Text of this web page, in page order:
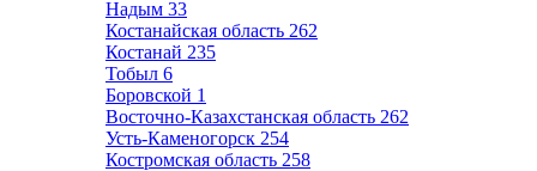
Надым 33
Костанайская область 262
Костанай 235
Тобыл 6
Боровской 1
Восточно-Казахстанская область 262
Усть-Каменогорск 254
Костромская область 258